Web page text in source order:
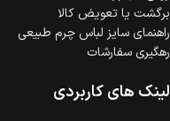
برگشت یا تعویض کالا
راهنمای سایز لباس چرم طبیعی
رهگیری سفارشات
لینک های کاربردی